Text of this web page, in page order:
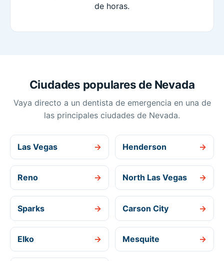
de horas.
Ciudades populares de Nevada
Vaya directo a un dentista de emergencia en una de
las principales ciudades de Nevada.
Las Vegas → Henderson →
Reno → North Las Vegas →
Sparks → Carson City →
Elko → Mesquite →